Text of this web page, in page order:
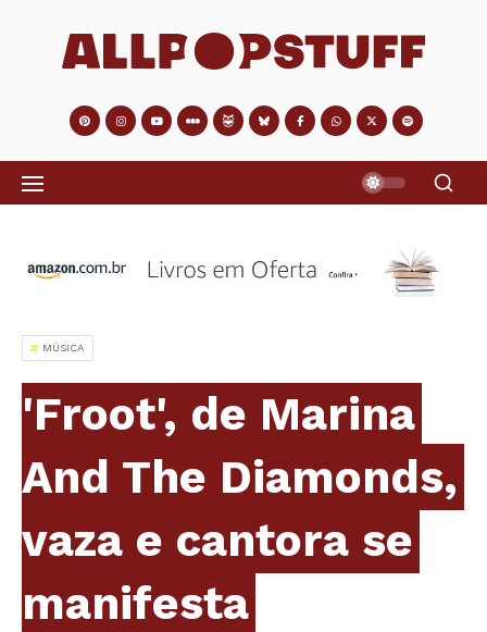
MÚSICA
'Froot', de Marina
And The Diamonds,
vaza e cantora se
manifesta